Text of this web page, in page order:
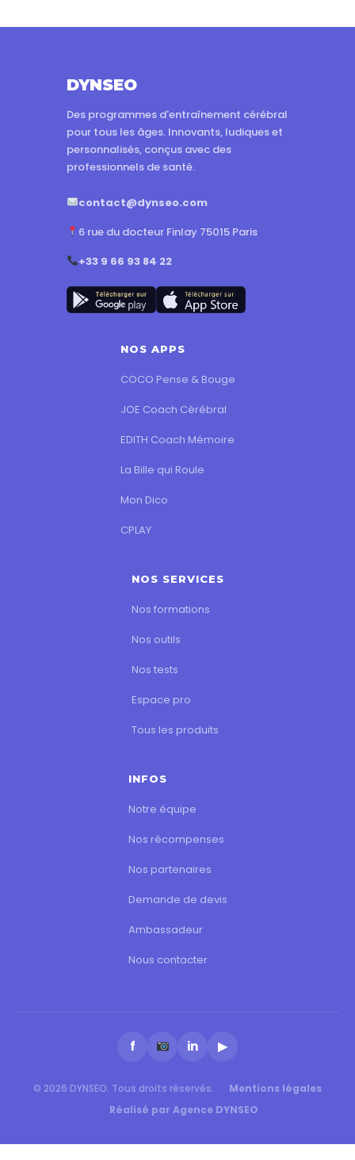
DYNSEO
Des programmes d'entraînement cérébral
pour tous les âges. Innovants, ludiques et
personnalisés, conçus avec des
professionnels de santé.
contact@dynseo.com
6 rue du docteur Finlay 75015 Paris
+33 9 66 93 84 22
NOS APPS
COCO Pense & Bouge
JOE Coach Cérébral
EDITH Coach Mémoire
La Bille qui Roule
Mon Dico
CPLAY
NOS SERVICES
Nos formations
Nos outils
Nos tests
Espace pro
Tous les produits
INFOS
Notre équipe
Nos récompenses
Nos partenaires
Demande de devis
Ambassadeur
Nous contacter
f in ▶
© 2026 DYNSEO. Tous droits réservés.
Mentions légales
Réalisé par Agence DYNSEO